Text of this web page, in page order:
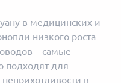
в медицинских и
низкого роста
– самые
подходят для
в